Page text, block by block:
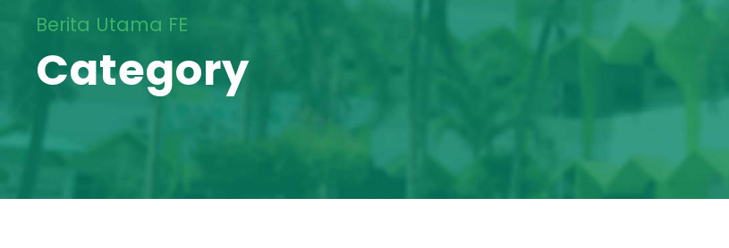
Berita Utama FE
Category